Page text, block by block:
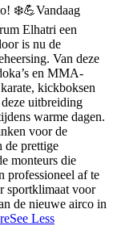
❄️💪Vandaag
Elhatri een
is nu de
Van deze
en MMA-
kickboksen
uitbreiding
warme dagen.
voor de
de prettige
monteurs die
professioneel af te
sportklimaat voor
de nieuwe airco in
See Less